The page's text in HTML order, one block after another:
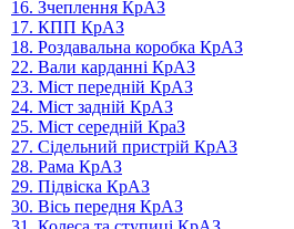
16. Зчеплення КрАЗ
17. КПП КрАЗ
18. Роздавальна коробка КрАЗ
22. Вали карданні КрАЗ
23. Міст передній КрАЗ
24. Міст задній КрАЗ
25. Міст середній КраЗ
27. Сідельний пристрій КрАЗ
28. Рама КрАЗ
29. Підвіска КрАЗ
30. Вісь передня КрАЗ